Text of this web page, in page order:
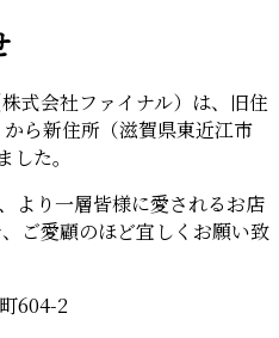
式会社ファイナル）は、旧住
ら新住所（滋賀県東近江市
た。
より一層皆様に愛されるお店
ご愛顧のほど宜しくお願い致
604-2